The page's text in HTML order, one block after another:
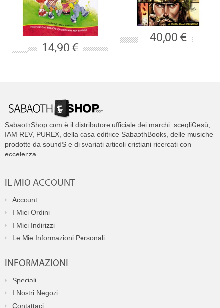
14,90 €
40,00 €
SabaothShop.com è il distributore ufficiale dei marchi: scegliGesù,
IAM REV, PUREX, della casa editrice SabaothBooks, delle musiche
prodotte da soundS e di svariati articoli cristiani ricercati con
eccelenza.
IL MIO ACCOUNT
Account
I Miei Ordini
I Miei Indirizzi
Le Mie Informazioni Personali
INFORMAZIONI
Speciali
I Nostri Negozi
Contattaci